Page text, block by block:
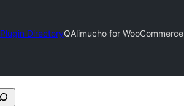
Plugin DirectoryQAlimucho for WooCommerce